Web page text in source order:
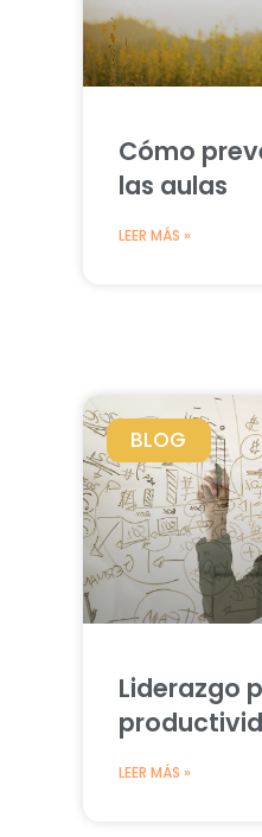
Cómo
las aulas
LEER MÁS »
BLOG
Liderazgo
LEER MÁS »